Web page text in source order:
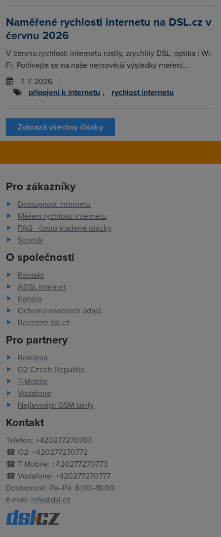
Naměřené rychlosti internetu na DSL.cz v
červnu 2026
V červnu rychlosti internetu rostly, zrychlily DSL, optika i Wi-
Fi. Podívejte se na naše nejnovější výsledky měření...
7. 7. 2026
připojení k internetu , rychlost internetu
Zobrazit všechny články
Pro zákazníky
Dostupnost internetu
Měření rychlosti internetu
FAQ - často kladené otázky
Slovník
O společnosti
Kontakt
ADSL Internet
Kariéra
Ochrana osobních údajů
Recenze dsl.cz
Pro partnery
Reklama
O2 Czech Republic
T-Mobile
Vodafone
Nejlevnější GSM tarify
Kontakt
Telefon: +420277270707
☎ O2: +420277270772
☎ T-Mobile: +420277270773
☎ Vodafone: +420277270777
Dostupnost: Po–Pá: 8:00–18:00
E-mail: info@dsl.cz